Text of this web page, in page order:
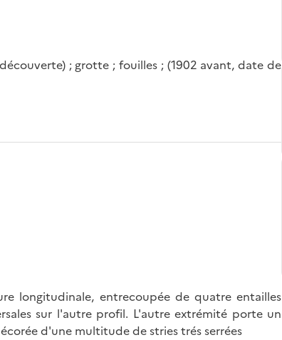
; grotte ; fouilles ; (1902 avant, date de
longitudinale, entrecoupée de quatre entailles
sur l'autre profil. L'autre extrémité porte un
d'une multitude de stries trés serrées